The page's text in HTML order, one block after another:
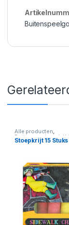
Alle producten,
Buitenspeelgoed ,
Stoepkrijt 15 Stuks